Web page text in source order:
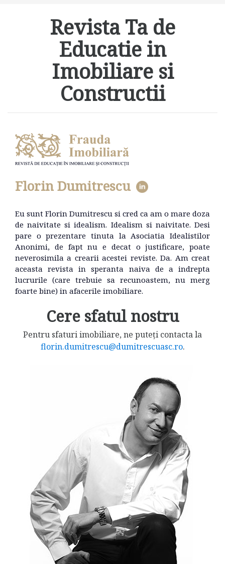
Revista Ta de
Educatie in
Imobiliare si
Constructii
Florin Dumitrescu
Eu sunt Florin Dumitrescu si cred ca am o mare doza
de naivitate si idealism. Idealism si naivitate. Desi
pare o prezentare tinuta la Asociatia Idealistilor
Anonimi, de fapt nu e decat o justificare, poate
neverosimila a crearii acestei reviste. Da. Am creat
aceasta revista in speranta naiva de a indrepta
lucrurile (care trebuie sa recunoastem, nu merg
foarte bine) in afacerile imobiliare.
Cere sfatul nostru
Pentru sfaturi imobiliare, ne puteți contacta la
florin.dumitrescu@dumitrescuasc.ro.